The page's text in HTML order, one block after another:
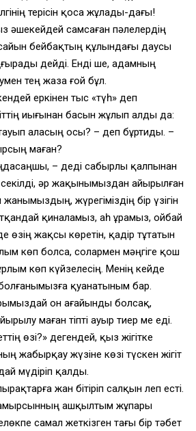
терісін қоса жұлады-дағы!
әшекейдей самсаған пәлелердің
сайын бейбақтың құлындағы даусы
дейді. Енді ше, адамның
тең жаза ғой бұл.
еркінен тыс «түһ» деп
иығынан басын жұлып алды да:
аласың осы? – деп бұртиды. –
маған?
– деді сабырлы қалпынан
секілді, әр жақынымыздан айырылған
жүрегіміздің бір үзігін
қиналамыз, аһ ұрамыз, ойбай
өзің жақсы көретін, қадір тұтатын
көп болса, солармен мәңгіге қош
көп күйзелесің. Менің кейде
қуанатыным бар.
он ағайынды болсақ,
маған тіпті ауыр тиер ме еді.
өзі?» дегендей, қыз жігітке
жабырқау жүзіне көзі түскен жігіт
мүдіріп қалды.
жан бітіріп салқын леп есті.
ашқылтым жұпары
самал жеткізген тағы бір тәбет